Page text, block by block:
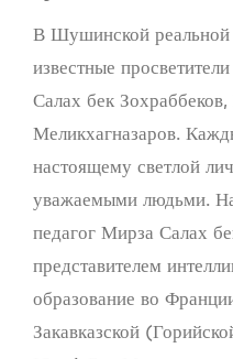
В Шушинской реальной
известные
Салах бек
Меликхагназаров.
настоящему светлой
уважаемыми людьми.
педагог Мирза Салах
представителем
образование во
Закавказской